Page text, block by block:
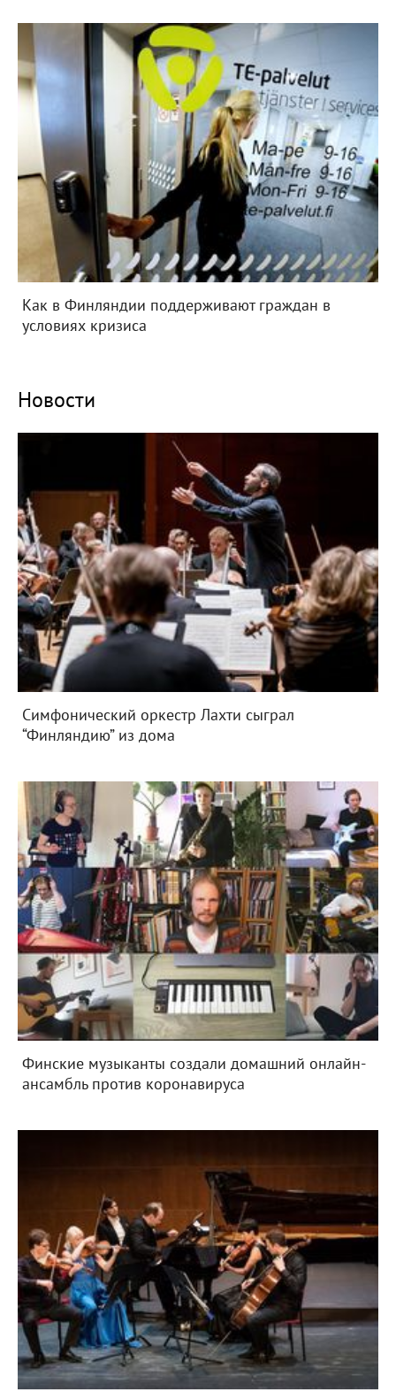
Как в Финляндии поддерживают граждан в
условиях кризиса
Новости
Симфонический оркестр Лахти сыграл
“Финляндию” из дома
Финские музыканты создали домашний онлайн-
ансамбль против коронавируса